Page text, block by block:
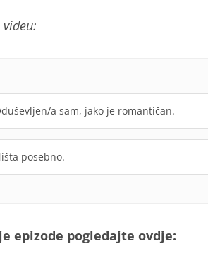
a sam, jako je romantičan.
posebno.
epizode pogledajte ovdje: